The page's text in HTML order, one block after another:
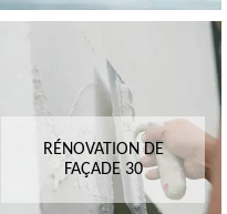
RÉNOVATION DE
FAÇADE 30